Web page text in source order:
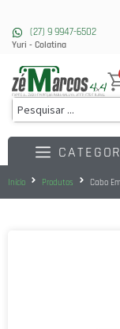
(27) 9 9947-6502
Yuri - Colatina
Início Produtos Cabo